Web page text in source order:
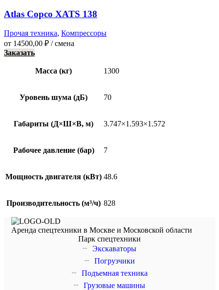
Atlas Copco XATS 138
Прочая техника, Компрессоры
от 14500,00 ₽ / смена
Заказать
Масса (кг) 1300
Уровень шума (дБ) 70
Габариты (Д×Ш×В, м) 3.747×1.593×1.572
Рабочее давление (бар) 7
Мощность двигателя (кВт) 48.6
Производительность (м³/ч) 828
Аренда спецтехники в Москве и Московской области
Парк спецтехники
Экскаваторы
Погрузчики
Подъемная техника
Грузовые машины